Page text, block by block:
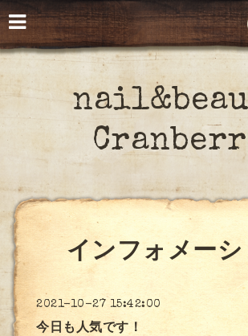
インフォメー
2021-10-27 15:42:00
今日も人気です！